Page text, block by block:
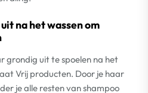
na het wassen om
grondig uit te spoelen na het
Vrij producten. Door je haar
je alle resten van shampoo